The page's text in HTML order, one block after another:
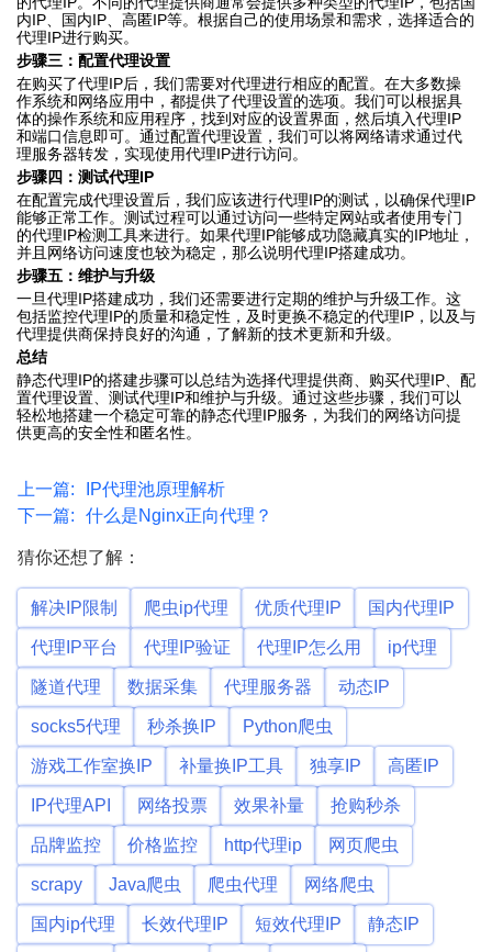
内IP、国内IP、高匿IP等。根据自己的使用场景和需求，选择适合的
代理IP进行购买。
步骤三：配置代理设置
在购买了代理IP后，我们需要对代理进行相应的配置。在大多数操
作系统和网络应用中，都提供了代理设置的选项。我们可以根据具
体的操作系统和应用程序，找到对应的设置界面，然后填入代理IP
和端口信息即可。通过配置代理设置，我们可以将网络请求通过代
理服务器转发，实现使用代理IP进行访问。
步骤四：测试代理IP
在配置完成代理设置后，我们应该进行代理IP的测试，以确保代理IP
能够正常工作。测试过程可以通过访问一些特定网站或者使用专门
的代理IP检测工具来进行。如果代理IP能够成功隐藏真实的IP地址，
并且网络访问速度也较为稳定，那么说明代理IP搭建成功。
步骤五：维护与升级
一旦代理IP搭建成功，我们还需要进行定期的维护与升级工作。这
包括监控代理IP的质量和稳定性，及时更换不稳定的代理IP，以及与
代理提供商保持良好的沟通，了解新的技术更新和升级。
总结
静态代理IP的搭建步骤可以总结为选择代理提供商、购买代理IP、配
置代理设置、测试代理IP和维护与升级。通过这些步骤，我们可以
轻松地搭建一个稳定可靠的静态代理IP服务，为我们的网络访问提
供更高的安全性和匿名性。
上一篇:
IP代理池原理解析
下一篇:
什么是Nginx正向代理？
猜你还想了解：
解决IP限制 爬虫ip代理 优质代理IP 国内代理IP
代理IP平台 代理IP验证 代理IP怎么用 ip代理
隧道代理 数据采集 代理服务器 动态IP
socks5代理 秒杀换IP Python爬虫
游戏工作室换IP 补量换IP工具 独享IP 高匿IP
IP代理API 网络投票 效果补量 抢购秒杀
品牌监控 价格监控 http代理ip 网页爬虫
scrapy Java爬虫 爬虫代理 网络爬虫
国内ip代理 长效代理IP 短效代理IP 静态IP